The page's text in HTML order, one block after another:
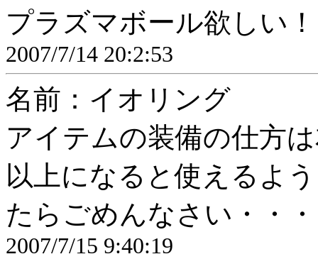
プラズマボール欲しい
2007/7/14 20:2:53
名前：イオリング
アイテムの装備の仕方
以上になると使えるよ
たらごめんなさい・・・
2007/7/15 9:40:19